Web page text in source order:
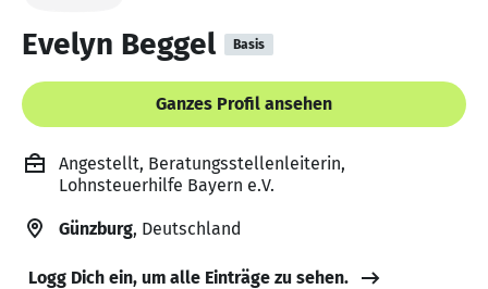
Evelyn Beggel Basis
Ganzes Profil ansehen
Angestellt, Beratungsstellenleiterin,
Lohnsteuerhilfe Bayern e.V.
Günzburg, Deutschland
Logg Dich ein, um alle Einträge zu sehen.